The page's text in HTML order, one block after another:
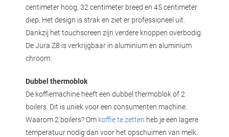
centimeter hoog, 32 centimeter breed en 45 centimeter
diep. Het design is strak en ziet er professioneel uit.
Dankzij het touchscreen zijn verdere knoppen overbodig.
De Jura Z8 is verkrijgbaar in aluminium en aluminium
chroom.
Dubbel thermoblok
De koffiemachine heeft een dubbel thermoblok of 2
boilers. Dit is uniek voor een consumenten machine.
Waarom 2 boilers? Om koffie te zetten heb je een lagere
temperatuur nodig dan voor het opschuimen van melk.